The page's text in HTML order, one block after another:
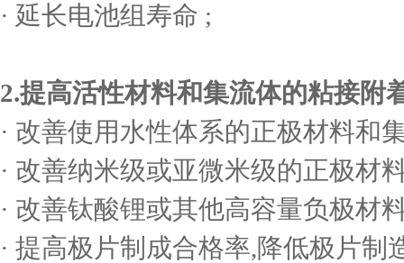
· 延长电池组寿命 ;
2.提高活性材料和集流体的粘接附
· 改善使用水性体系的正极材料和
· 改善纳米级或亚微米级的正极材
· 改善钛酸锂或其他高容量负极材
· 提高极片制成合格率,降低极片制